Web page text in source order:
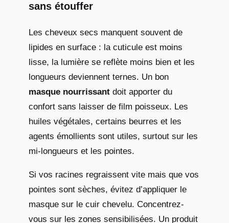
sans étouffer
Les cheveux secs manquent souvent de
lipides en surface : la cuticule est moins
lisse, la lumière se reflète moins bien et les
longueurs deviennent ternes. Un bon
masque nourrissant doit apporter du
confort sans laisser de film poisseux. Les
huiles végétales, certains beurres et les
agents émollients sont utiles, surtout sur les
mi-longueurs et les pointes.
Si vos racines regraissent vite mais que vos
pointes sont sèches, évitez d’appliquer le
masque sur le cuir chevelu. Concentrez-
vous sur les zones sensibilisées. Un produit